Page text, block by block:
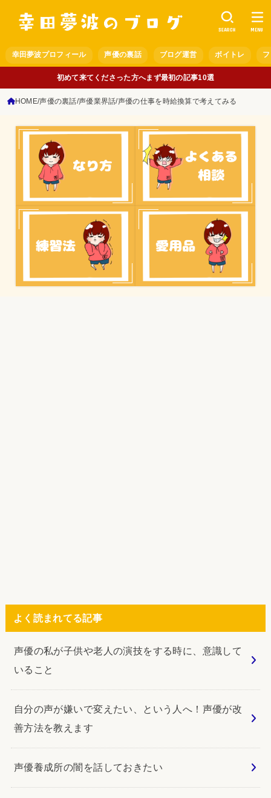
幸田夢波プロフィール 声優の裏話 ブログ運営 ボイトレ
SEARCH MENU
初めて来てくださった方へまず最初の記事10選
HOME 声優の裏話 声優業界話 声優の仕事を時給換算で考えてみる
よく読まれてる記事
声優の私が子供や老人の演技をする時に、意識して
いること
自分の声が嫌いで変えたい、という人へ！声優が改
善方法を教えます
声優養成所の闇を話しておきたい